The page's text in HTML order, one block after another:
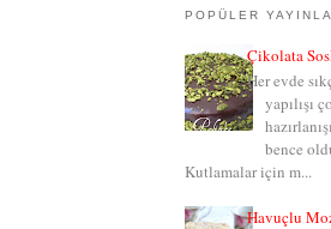
POPÜLER
Çikolata
Her evde
yapılışı
bence
Kutlamalar için m...
Havuçlu